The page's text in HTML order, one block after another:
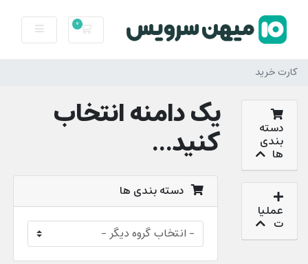
0
کارت خرید
کارت خرید
دسته
بندی
ها
عملیا
ت
یک دامنه انتخاب
کنید...
دسته بندی ها